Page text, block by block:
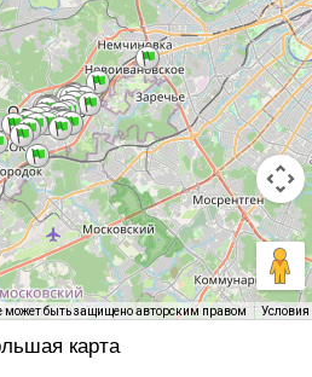
может быть защищено авторским правом Условия